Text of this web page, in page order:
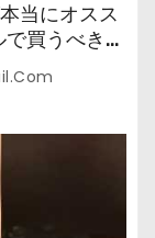
当にオスス
買うべきも